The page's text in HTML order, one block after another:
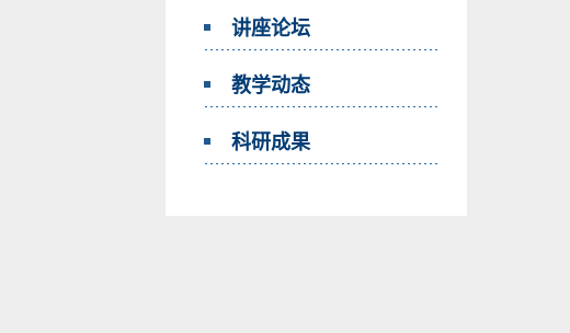
讲座论坛
教学动态
科研成果